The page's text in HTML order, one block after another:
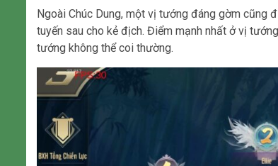
Ngoài Chúc Dung, một vị tướng đáng gờm cũng
tuyến sau cho kẻ địch. Điểm mạnh nhất ở vị
tướng không thể coi thường.